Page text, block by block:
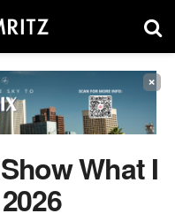
×
What I